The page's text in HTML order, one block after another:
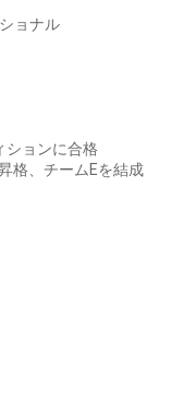
ョナル
ションに合格
格、チームEを結成